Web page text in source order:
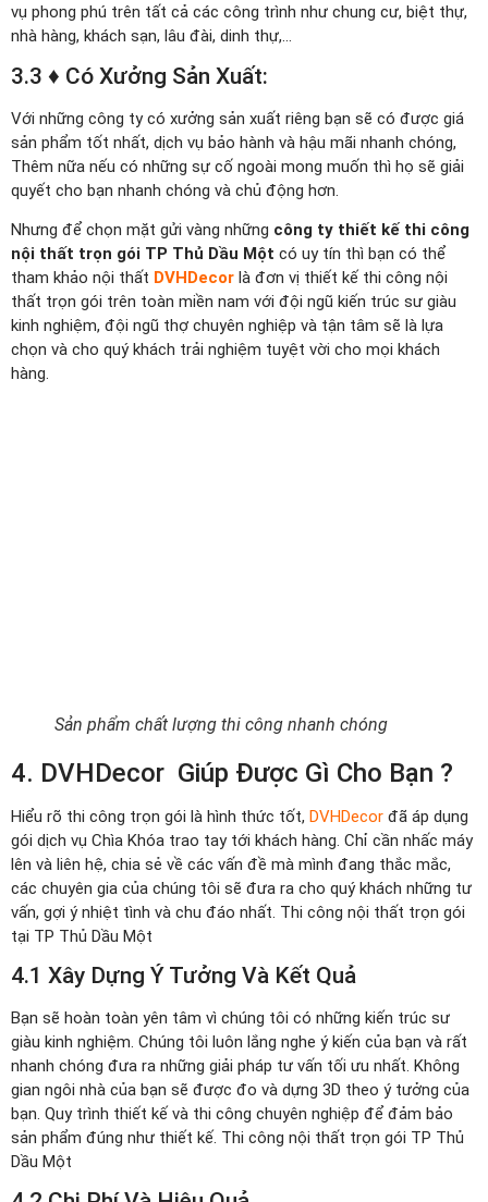
vụ phong phú trên tất cả các công trình như chung cư, biệt thự,
nhà hàng, khách sạn, lâu đài, dinh thự,…
3.3 ♦ Có Xưởng Sản Xuất:
Với những công ty có xưởng sản xuất riêng bạn sẽ có được giá
sản phẩm tốt nhất, dịch vụ bảo hành và hậu mãi nhanh chóng,
Thêm nữa nếu có những sự cố ngoài mong muốn thì họ sẽ giải
quyết cho bạn nhanh chóng và chủ động hơn.
Nhưng để chọn mặt gửi vàng những công ty thiết kế thi công
nội thất trọn gói TP Thủ Dầu Một có uy tín thì bạn có thể
tham khảo nội thất DVHDecor là đơn vị thiết kế thi công nội
thất trọn gói trên toàn miền nam với đội ngũ kiến trúc sư giàu
kinh nghiệm, đội ngũ thợ chuyên nghiệp và tận tâm sẽ là lựa
chọn và cho quý khách trải nghiệm tuyệt vời cho mọi khách
hàng.
Sản phẩm chất lượng thi công nhanh chóng
4. DVHDecor Giúp Được Gì Cho Bạn ?
Hiểu rõ thi công trọn gói là hình thức tốt, DVHDecor đã áp dụng
gói dịch vụ Chìa Khóa trao tay tới khách hàng. Chỉ cần nhấc máy
lên và liên hệ, chia sẻ về các vấn đề mà mình đang thắc mắc,
các chuyên gia của chúng tôi sẽ đưa ra cho quý khách những tư
vấn, gợi ý nhiệt tình và chu đáo nhất. Thi công nội thất trọn gói
tại TP Thủ Dầu Một
4.1 Xây Dựng Ý Tưởng Và Kết Quả
Bạn sẽ hoàn toàn yên tâm vì chúng tôi có những kiến trúc sư
giàu kinh nghiệm. Chúng tôi luôn lắng nghe ý kiến của bạn và rất
nhanh chóng đưa ra những giải pháp tư vấn tối ưu nhất. Không
gian ngôi nhà của bạn sẽ được đo và dựng 3D theo ý tưởng của
bạn. Quy trình thiết kế và thi công chuyên nghiệp để đảm bảo
sản phẩm đúng như thiết kế. Thi công nội thất trọn gói TP Thủ
Dầu Một